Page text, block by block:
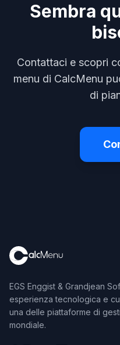
Sembra
Contattaci e scopri
menu di CalcMenu
di
EGS Enggist & Grandjean
esperienza tecnologica e
una delle piattaforme di
mondiale.